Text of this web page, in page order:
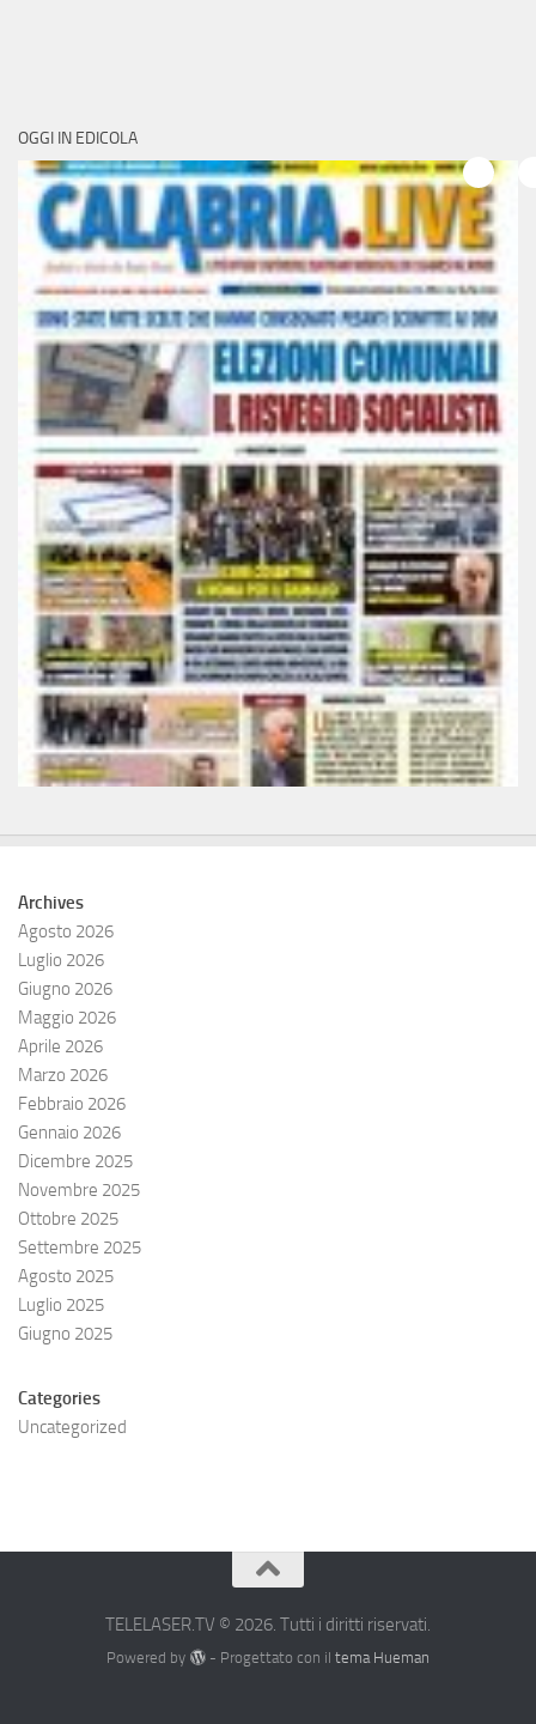
OGGI IN EDICOLA
Archives
Agosto 2026
Luglio 2026
Giugno 2026
Maggio 2026
Aprile 2026
Marzo 2026
Febbraio 2026
Gennaio 2026
Dicembre 2025
Novembre 2025
Ottobre 2025
Settembre 2025
Agosto 2025
Luglio 2025
Giugno 2025
Categories
Uncategorized
TELELASER.TV © 2026. Tutti i diritti riservati.
Powered by - Progettato con il tema Hueman